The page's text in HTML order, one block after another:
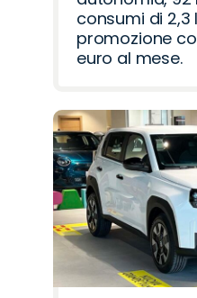
consumi di 2,3
promozione
euro al mese.